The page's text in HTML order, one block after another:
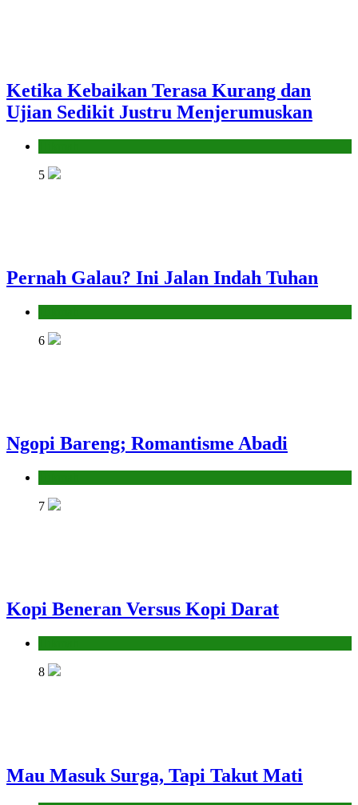
Ketika Kebaikan Terasa Kurang dan
Ujian Sedikit Justru Menjerumuskan
5
Pernah Galau? Ini Jalan Indah Tuhan
6
Ngopi Bareng; Romantisme Abadi
7
Kopi Beneran Versus Kopi Darat
8
Mau Masuk Surga, Tapi Takut Mati